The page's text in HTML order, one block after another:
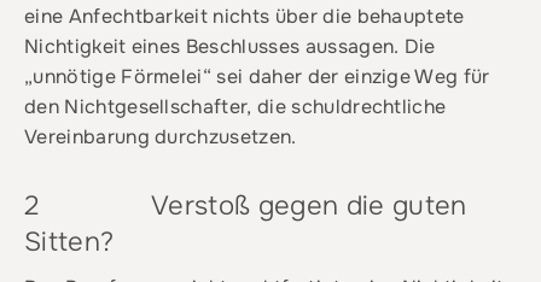
eine Anfechtbarkeit nichts über die behauptete
Nichtigkeit eines Beschlusses aussagen. Die
„unnötige Förmelei“ sei daher der einzige Weg für
den Nichtgesellschafter, die schuldrechtliche
Vereinbarung durchzusetzen.
2 Verstoß gegen die guten
Sitten?